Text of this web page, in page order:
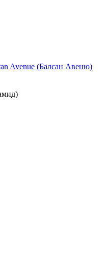
Avenue (Балсан Авеню)